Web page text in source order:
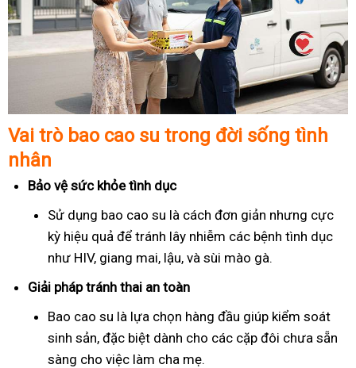
Vai trò bao cao su trong đời sống tình
nhân
Bảo vệ sức khỏe tình dục
Sử dụng bao cao su là cách đơn giản nhưng cực
kỳ hiệu quả để tránh lây nhiễm các bệnh tình dục
như HIV, giang mai, lậu, và sùi mào gà.
Giải pháp tránh thai an toàn
Bao cao su là lựa chọn hàng đầu giúp kiểm soát
sinh sản, đặc biệt dành cho các cặp đôi chưa sẵn
sàng cho việc làm cha mẹ.